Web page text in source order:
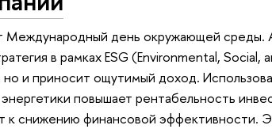
день окружающей среды.
в рамках ESG (Environmental,
и приносит ощутимый доход.
повышает рентабельность
к снижению финансовой эффективности.